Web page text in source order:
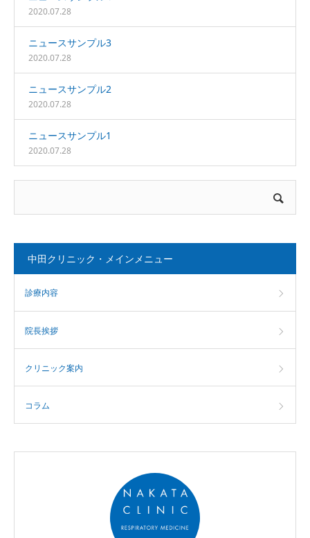
2020.07.28
ニュースサンプル3
2020.07.28
ニュースサンプル2
2020.07.28
ニュースサンプル1
2020.07.28
中田クリニック・メインメニュー
診療内容
院長挨拶
クリニック案内
コラム